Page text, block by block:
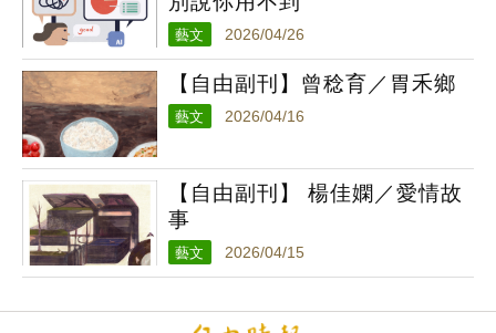
藝文 2026/04/26
【自由副刊】曾稔育／胃禾鄉
藝文 2026/04/16
【自由副刊】 楊佳嫻／愛情故
事
藝文 2026/04/15